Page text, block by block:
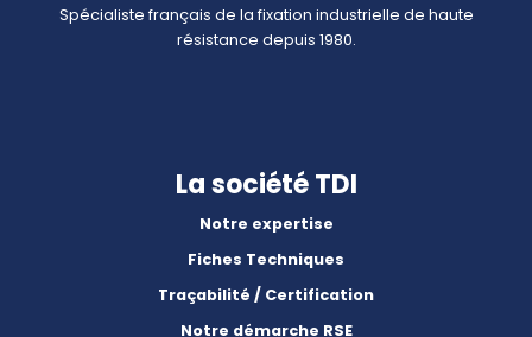
Spécialiste français de la fixation industrielle de haute
résistance depuis 1980.
La société TDI
Notre expertise
Fiches Techniques
Traçabilité / Certification
Notre démarche RSE